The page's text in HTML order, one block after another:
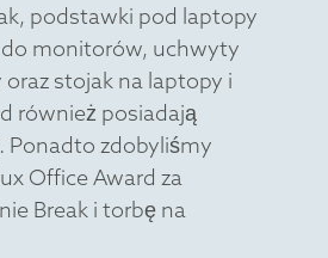
podstawki pod laptopy
do monitorów, uchwyty
stojak na laptopy i
również posiadają
Ponadto zdobyliśmy
Office Award za
Break i torbę na